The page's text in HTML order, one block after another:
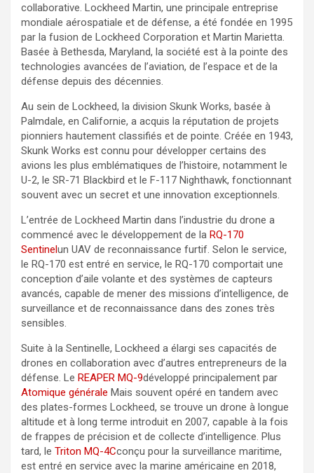
collaborative. Lockheed Martin, une principale entreprise
mondiale aérospatiale et de défense, a été fondée en 1995
par la fusion de Lockheed Corporation et Martin Marietta.
Basée à Bethesda, Maryland, la société est à la pointe des
technologies avancées de l’aviation, de l’espace et de la
défense depuis des décennies.
Au sein de Lockheed, la division Skunk Works, basée à
Palmdale, en Californie, a acquis la réputation de projets
pionniers hautement classifiés et de pointe. Créée en 1943,
Skunk Works est connu pour développer certains des
avions les plus emblématiques de l’histoire, notamment le
U-2, le SR-71 Blackbird et le F-117 Nighthawk, fonctionnant
souvent avec un secret et une innovation exceptionnels.
L’entrée de Lockheed Martin dans l’industrie du drone a
commencé avec le développement de la RQ-170
Sentinelun UAV de reconnaissance furtif. Selon le service,
le RQ-170 est entré en service, le RQ-170 comportait une
conception d’aile volante et des systèmes de capteurs
avancés, capable de mener des missions d’intelligence, de
surveillance et de reconnaissance dans des zones très
sensibles.
Suite à la Sentinelle, Lockheed a élargi ses capacités de
drones en collaboration avec d’autres entrepreneurs de la
défense. Le REAPER MQ-9développé principalement par
Atomique générale Mais souvent opéré en tandem avec
des plates-formes Lockheed, se trouve un drone à longue
altitude et à long terme introduit en 2007, capable à la fois
de frappes de précision et de collecte d’intelligence. Plus
tard, le Triton MQ-4Cconçu pour la surveillance maritime,
est entré en service avec la marine américaine en 2018,